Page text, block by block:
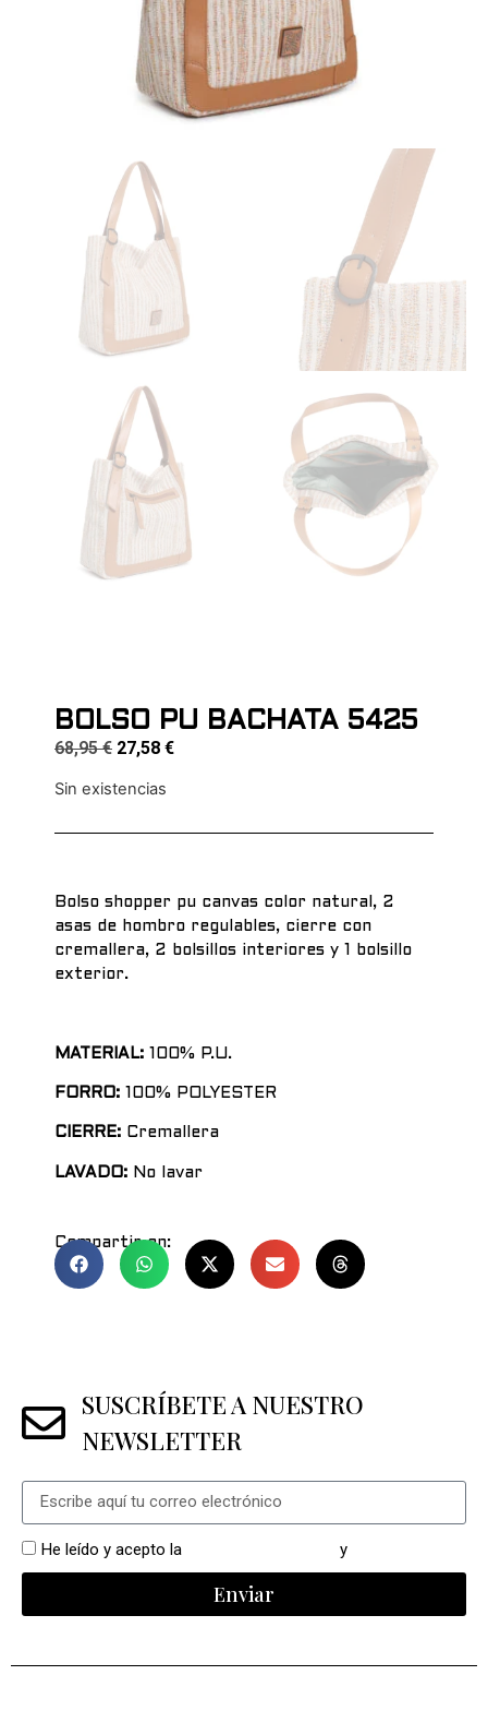
BOLSO PU BACHATA 5425
68,95€ 27,58 €
Sin existencias
Bolso shopper pu canvas color natural, 2
asas de hombro regulables, cierre con
cremallera, 2 bolsillos interiores y 1 bolsillo
exterior.
MATERIAL: 100% P.U.
FORRO: 100% POLYESTER
CIERRE: Cremallera
LAVADO: No lavar
Compartir en:
SUSCRÍBETE A NUESTRO
NEWSLETTER
He leído y acepto la y
Enviar